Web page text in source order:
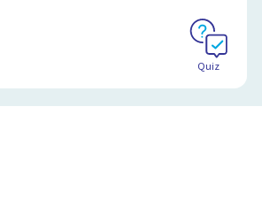
Quiz